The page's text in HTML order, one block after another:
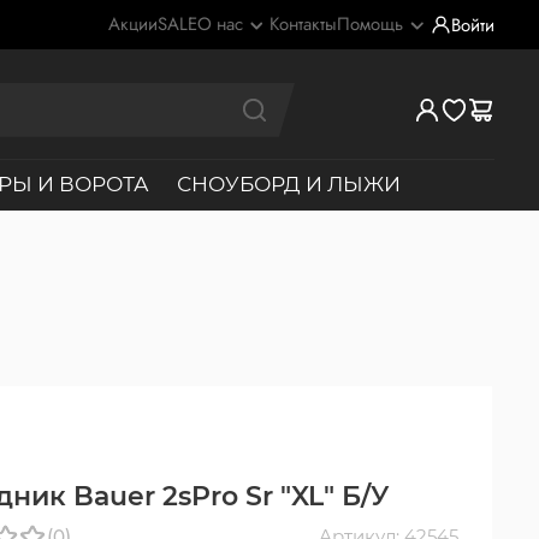
АкцииSALEО нас КонтактыПомощь Войти
И ВОРОТА СНОУБОРД И ЛЫЖИ
Bauer 2sPro Sr "XL" Б/У